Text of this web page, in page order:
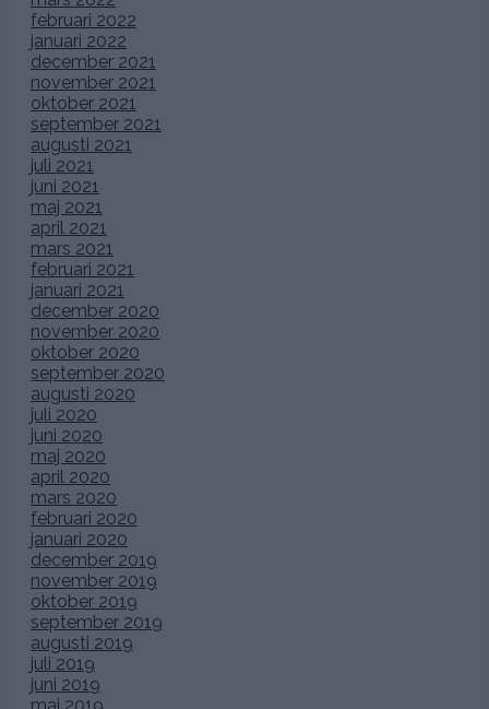
februari 2022
januari 2022
december 2021
november 2021
oktober 2021
september 2021
augusti 2021
juli 2021
juni 2021
maj 2021
april 2021
mars 2021
februari 2021
januari 2021
december 2020
november 2020
oktober 2020
september 2020
augusti 2020
juli 2020
juni 2020
maj 2020
april 2020
mars 2020
februari 2020
januari 2020
december 2019
november 2019
oktober 2019
september 2019
augusti 2019
juli 2019
juni 2019